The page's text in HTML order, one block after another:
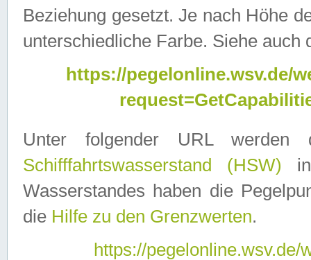
Beziehung gesetzt. Je nach Höhe
unterschiedliche Farbe. Siehe auch
https://pegelonline.wsv.de/
Unter folgender URL
Schifffahrtswasserstand (HSW)
Wasserstandes haben die
die Hilfe zu den Grenzwerten.
https://